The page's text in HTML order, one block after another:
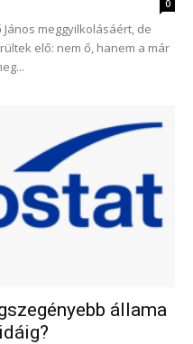
0
meggyilkolásáért, de
elő: nem ő, hanem a már
állama